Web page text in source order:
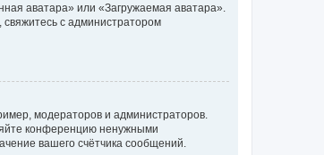
аватара» или «Загружаемая аватара».
с администратором
модераторов и администраторов.
конференцию ненужными
вашего счётчика сообщений.